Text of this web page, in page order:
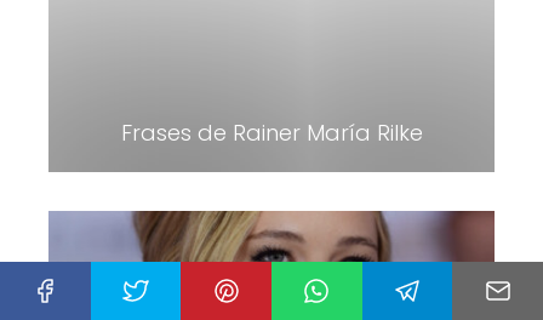
Frases de Rainer María Rilke